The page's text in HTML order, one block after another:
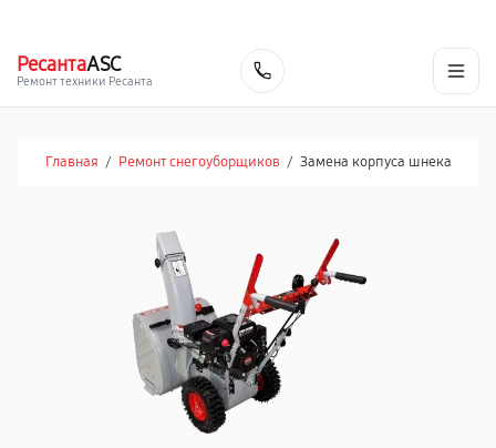
РесантаASC
Ремонт техники Ресанта
Главная / Ремонт снегоуборщиков / Замена корпуса шнека